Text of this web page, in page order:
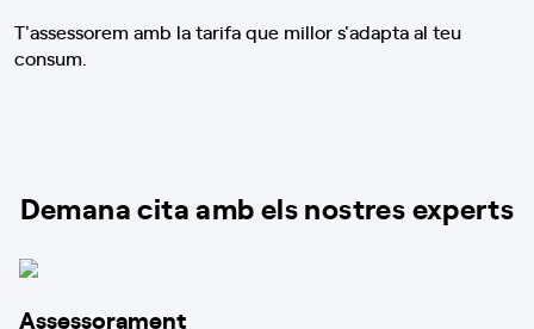
T'assessorem amb la tarifa que millor s'adapta al teu
consum.
Demana cita amb els nostres experts
Assessorament